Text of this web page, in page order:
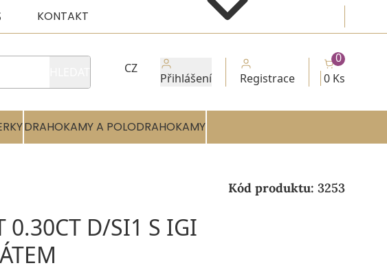
KONTAKT
CZ
Přihlášení Registrace 0 Ks
0
DRAHOKAMY A POLODRAHOKAMY
Kód produktu: 3253
0.30CT D/SI1 S IGI